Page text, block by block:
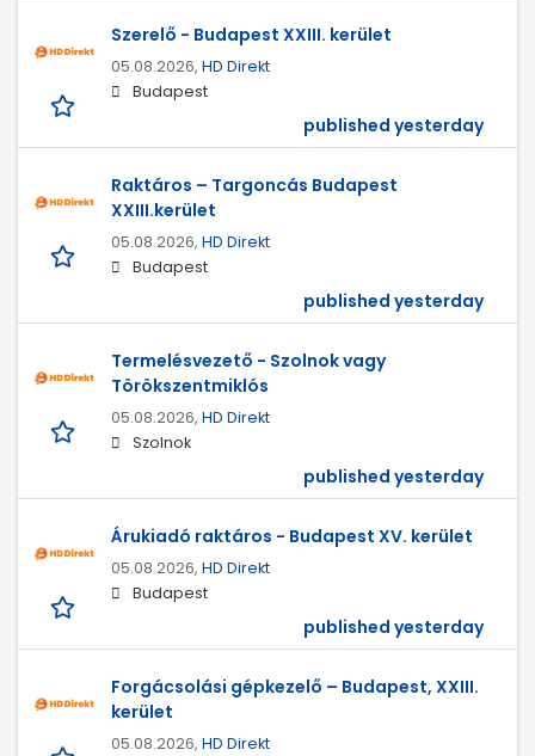
Szerelő - Budapest XXIII. kerület
05.08.2026, HD Direkt
Budapest
published yesterday
Raktáros – Targoncás Budapest
XXIII.kerület
05.08.2026, HD Direkt
Budapest
published yesterday
Termelésvezető - Szolnok vagy
Törökszentmiklós
05.08.2026, HD Direkt
Szolnok
published yesterday
Árukiadó raktáros - Budapest XV. kerület
05.08.2026, HD Direkt
Budapest
published yesterday
Forgácsolási gépkezelő – Budapest, XXIII.
kerület
05.08.2026, HD Direkt